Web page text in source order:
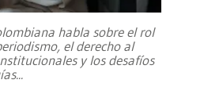
habla sobre el rol
el derecho al
y los desafíos
...